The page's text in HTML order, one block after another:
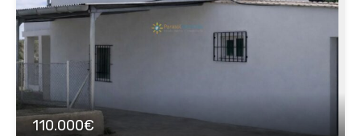
110.000€